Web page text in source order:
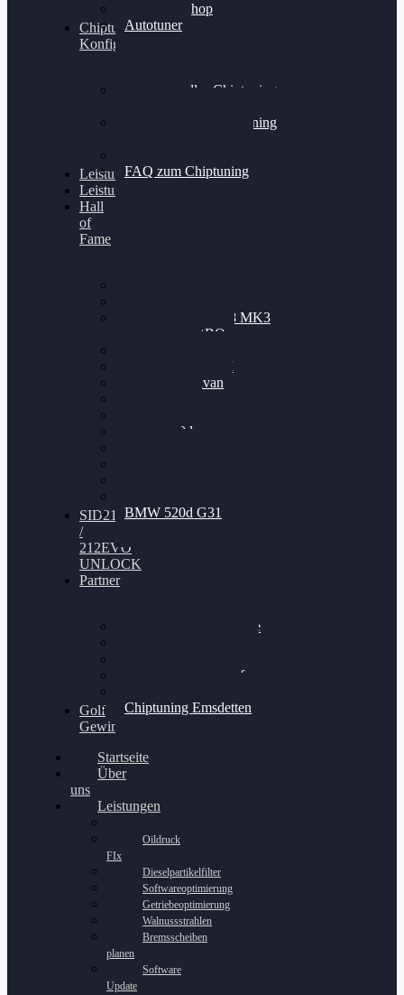
Alientech Shop
Autotuner
Chiptuning
Konfigurator
Professionelles Chiptuning
Professionelles Chiptuning
FAQ zum Chiptuning
Leistungsmessung
Leistungsprüfstand
Hall
of
Fame
Nissan GT-R35 3.8 MK3
V6 TWINTURBO
VW Passat 2.0TDI
VW T6 Multivan
BMW 120d
BMW 520d G31
SID212
/
212EVO
UNLOCK
Partner
Bilgenroth Performance
Chiptuning Schüttorf
Chiptuning Emsdetten
Golf
Gewinnspiel
Startseite
Über
uns
Leistungen
Oildruck
FIx
Dieselpartikelfilter
Softwareoptimierung
Getriebeoptimierung
Walnussstrahlen
Bremsscheiben
planen
Software
Update